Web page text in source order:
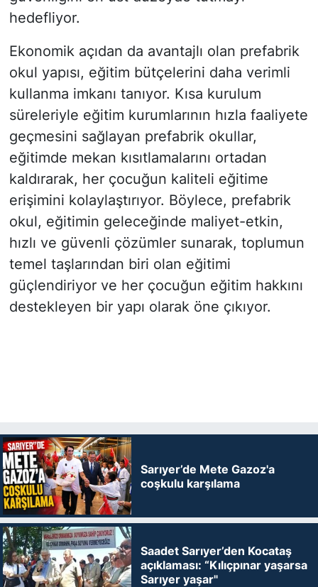
hedefliyor.
Ekonomik açıdan da avantajlı olan prefabrik
okul yapısı, eğitim bütçelerini daha verimli
kullanma imkanı tanıyor. Kısa kurulum
süreleriyle eğitim kurumlarının hızla faaliyete
geçmesini sağlayan prefabrik okullar,
eğitimde mekan kısıtlamalarını ortadan
kaldırarak, her çocuğun kaliteli eğitime
erişimini kolaylaştırıyor. Böylece, prefabrik
okul, eğitimin geleceğinde maliyet-etkin,
hızlı ve güvenli çözümler sunarak, toplumun
temel taşlarından biri olan eğitimi
güçlendiriyor ve her çocuğun eğitim hakkını
destekleyen bir yapı olarak öne çıkıyor.
Sarıyer’de Mete Gazoz'a
coşkulu karşılama
Saadet Sarıyer’den Kocataş
açıklaması: “Kılıçpınar yaşarsa
Sarıyer yaşar"